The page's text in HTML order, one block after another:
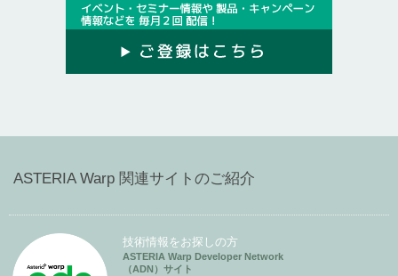
ASTERIA Warp 関連サイトのご紹介
技術情報をお探しの方
ASTERIA Warp Developer Network
（ADN）サイト